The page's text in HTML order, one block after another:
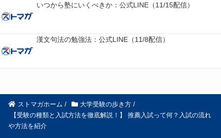
いつから塾にいくべきか：公式LINE（11/15配信）
漢文句法の勉強法：公式LINE（11/8配信）
ストマガホーム / 大学受験の歩き方 /
【受験の種類と入試方法を徹底解説！】 推薦入試って何？入試の流れ
や方法を紹介